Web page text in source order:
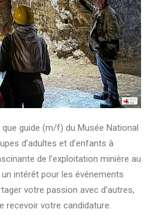
guide (m/f) du Musée National
d’adultes et d’enfants à
de l’exploitation minière au
intérêt pour les événements
votre passion avec d’autres,
votre candidature.